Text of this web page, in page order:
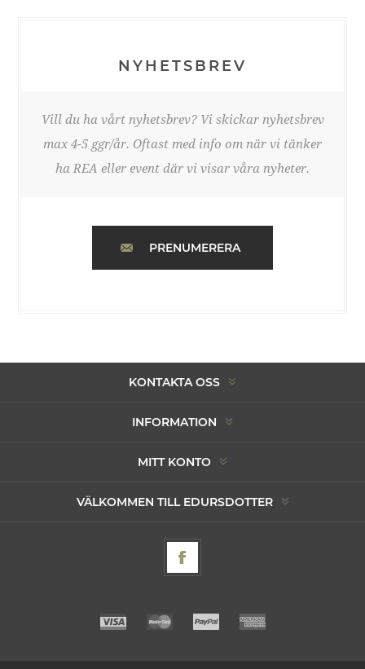
NYHETSBREV
Vill du ha vårt nyhetsbrev? Vi skickar nyhetsbrev
max 4-5 ggr/år. Oftast med info om när vi tänker
ha REA eller event där vi visar våra nyheter.
PRENUMERERA
KONTAKTA OSS
INFORMATION
MITT KONTO
VÄLKOMMEN TILL EDURSDOTTER